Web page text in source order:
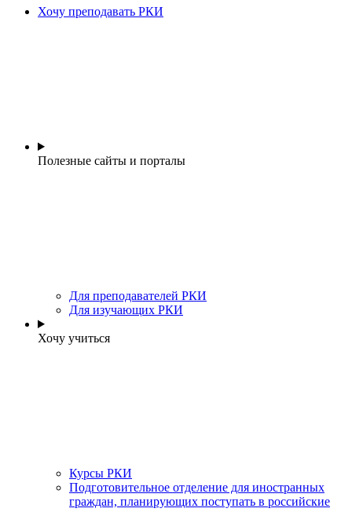
Хочу преподавать РКИ
Полезные сайты и порталы
Для преподавателей РКИ
Для изучающих РКИ
Хочу учиться
Курсы РКИ
Подготовительное отделение для иностранных
граждан, планирующих поступать в российские